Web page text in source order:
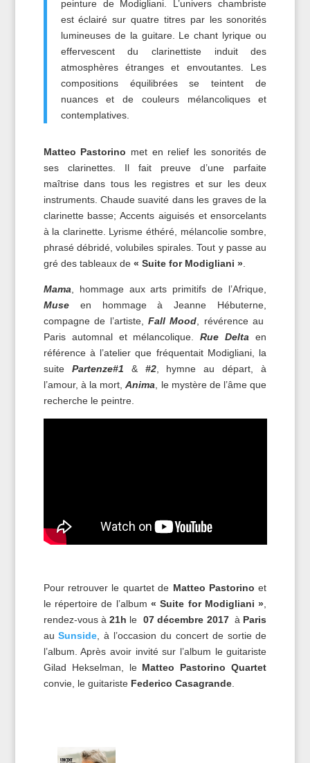
peinture de Modigliani. L’univers chambriste
est éclairé sur quatre titres par les sonorités
lumineuses de la guitare. Le chant lyrique ou
effervescent du clarinettiste induit des
atmosphères étranges et envoutantes. Les
compositions équilibrées se teintent de
nuances et de couleurs mélancoliques et
contemplatives.
Matteo Pastorino met en relief les sonorités de
ses clarinettes. Il fait preuve d’une parfaite
maîtrise dans tous les registres et sur les deux
instruments. Chaude suavité dans les graves de la
clarinette basse; Accents aiguisés et ensorcelants
à la clarinette. Lyrisme éthéré, mélancolie sombre,
phrasé débridé, volubiles spirales. Tout y passe au
gré des tableaux de « Suite for Modigliani ».
Mama , hommage aux arts primitifs de l’Afrique,
Museen hommage à Jeanne Hébuterne,
compagne de l’artiste,
Fall Mood , révérence au
Paris automnal et mélancolique.Rue Delta
en
référence à l’atelier que fréquentait Modigliani, la
suite Partenze#1 & #2, hymne au départ, à
l’amour, à la mort,Anima , le mystère de l’âme que
recherche le peintre.
Pour retrouver le quartet de Matteo Pastorino et
le répertoire de l’album « Suite for Modigliani »
rendez-vous à21h le 07 décembre 2017à Paris
auSunside , à l’occasion du concert de sortie de
l’album. Après avoir invité sur l’album le guitariste
Gilad Hekselman, le Matteo Pastorino Quartet
convie, le guitariste Federico Casagrande.